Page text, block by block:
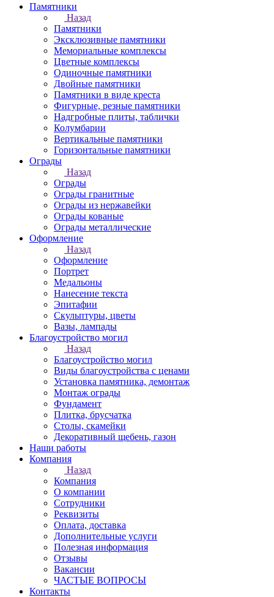
Памятники
Назад
Памятники
Эксклюзивные памятники
Мемориальные комплексы
Цветные комплексы
Одиночные памятники
Двойные памятники
Памятники в виде креста
Фигурные, резные памятники
Надгробные плиты, таблички
Колумбарии
Вертикальные памятники
Горизонтальные памятники
Ограды
Назад
Ограды
Ограды гранитные
Ограды из нержавейки
Ограды кованые
Ограды металлические
Оформление
Назад
Оформление
Портрет
Медальоны
Нанесение текста
Эпитафии
Скульптуры, цветы
Вазы, лампады
Благоустройство могил
Назад
Благоустройство могил
Виды благоустройства с ценами
Установка памятника, демонтаж
Монтаж ограды
Фундамент
Плитка, брусчатка
Столы, скамейки
Декоративный щебень, газон
Наши работы
Компания
Назад
Компания
О компании
Сотрудники
Реквизиты
Оплата, доставка
Дополнительные услуги
Полезная информация
Отзывы
Вакансии
ЧАСТЫЕ ВОПРОСЫ
Контакты